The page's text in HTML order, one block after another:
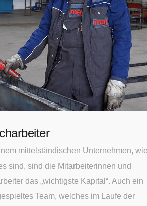
mittelständischen Unternehmen, wie
sind, sind die Mitarbeiterinnen und
das „wichtigste Kapital“. Auch ein
Team, welches im Laufe der